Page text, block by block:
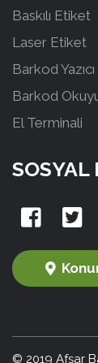
Baskılı Etiket
Laser Etiket
Barkod Yazıcı
Barkod
El Terminali
SOSYAL
© 2019 Afşar